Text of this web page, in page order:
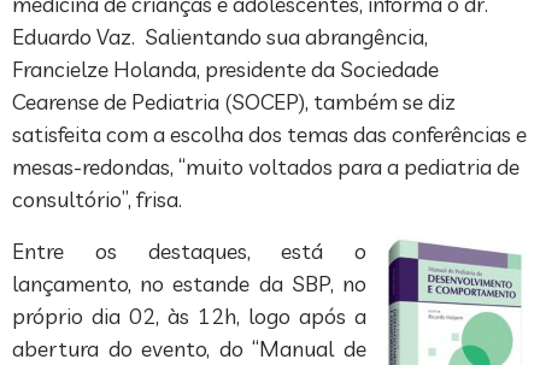
Eduardo Vaz. Salientando sua abrangência,
Francielze Holanda, presidente da Sociedade
Cearense de Pediatria (SOCEP), também se diz
satisfeita com a escolha dos temas das conferências e
mesas-redondas, “muito voltados para a pediatria de
consultório”, frisa.
Entre os destaques, está o
lançamento, no estande da SBP, no
próprio dia 02, às 12h, logo após a
abertura do evento, do “Manual de